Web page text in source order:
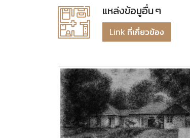
แหล่งข้อมูอื่น ๆ
Link ที่เกี่ยวข้อง